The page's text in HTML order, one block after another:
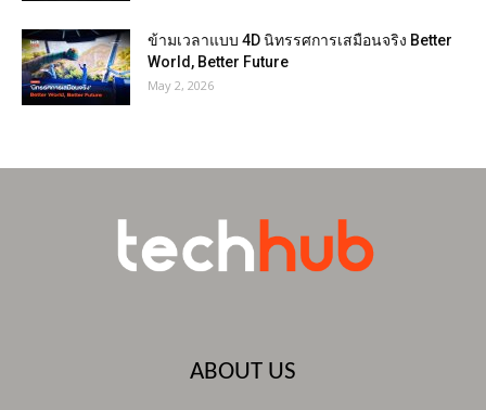
ข้ามเวลาแบบ 4D นิทรรศการเสมือนจริง Better
World, Better Future
May 2, 2026
ABOUT US